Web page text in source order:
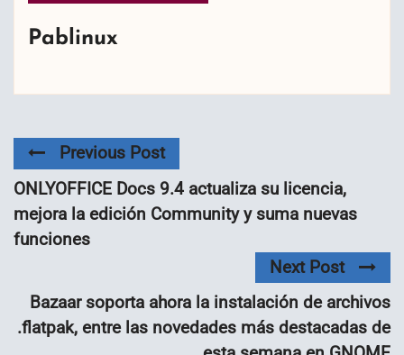
Pablinux
Previous Post
ONLYOFFICE Docs 9.4 actualiza su licencia,
mejora la edición Community y suma nuevas
funciones
Next Post
Bazaar soporta ahora la instalación de archivos
.flatpak, entre las novedades más destacadas de